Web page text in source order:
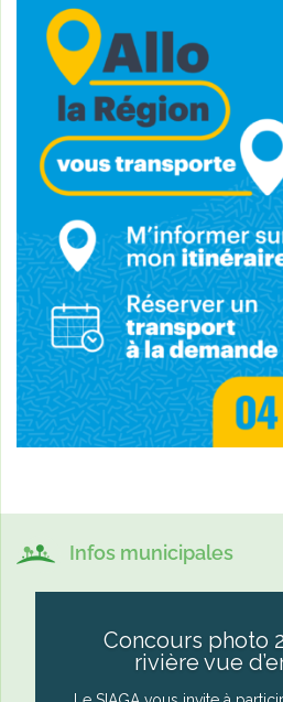
Infos municipales
Concours photo
rivière vue